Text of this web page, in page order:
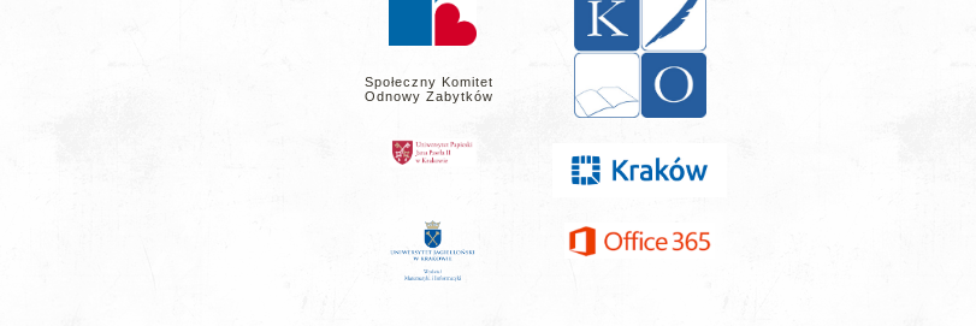
Społeczny Komitet
Odnowy Zabytków